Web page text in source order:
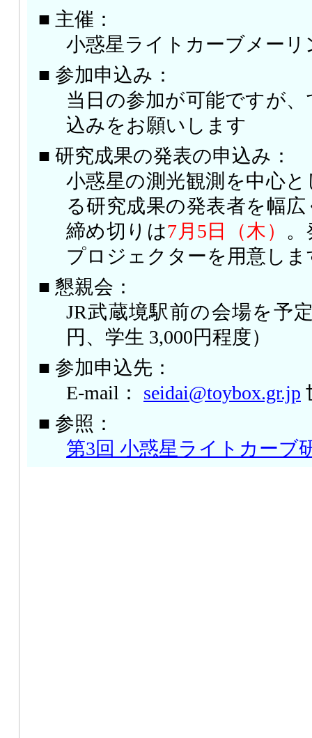
■ 主催：
小惑星ライトカーブメー
■ 参加申込み：
当日の参加が可能ですが
込みをお願いします
■ 研究成果の発表の申込み：
小惑星の測光観測を中心
る研究成果の発表者を幅
締め切りは7月5日（木）
プロジェクターを用意しま
■ 懇親会：
JR武蔵境駅前の会場を予
円、学生 3,000円程度）
■ 参加申込先：
E-mail： seidai@toybox.gr.jp
■ 参照：
第3回 小惑星ライトカーブ